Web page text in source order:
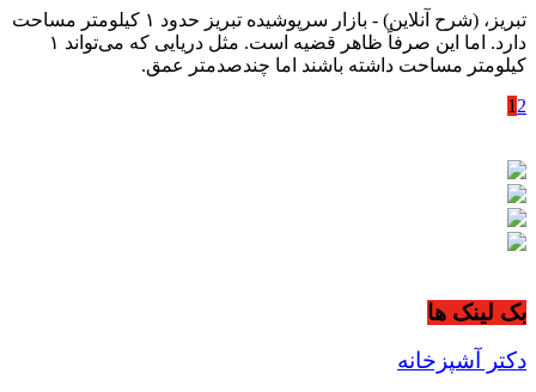
تبریز، (شرح آنلاین) - بازار سرپوشیده تبریز حدود ۱ کیلومتر مساحت
دارد. اما این صرفاً ظاهر قضیه است. مثل دریایی که می‌تواند ۱
کیلومتر مساحت داشته باشند اما چندصدمتر عمق.
1 2
بک لینک ها
دکتر آشپزخانه